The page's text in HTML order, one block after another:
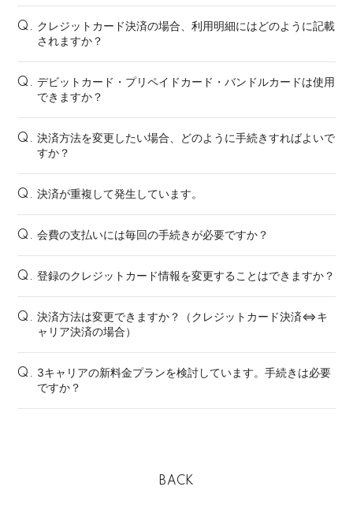
Q. クレジットカード決済の場合、利用明細にはどのように記載
されますか？
Q. デビットカード・プリペイドカード・バンドルカードは使用
できますか？
Q. 決済方法を変更したい場合、どのように手続きすればよいで
すか？
Q. 決済が重複して発生しています。
Q. 会費の支払いには毎回の手続きが必要ですか？
Q. 登録のクレジットカード情報を変更することはできますか？
Q. 決済方法は変更できますか？（クレジットカード決済⇔キ
ャリア決済の場合）
Q. 3キャリアの新料金プランを検討しています。手続きは必要
ですか？
BACK